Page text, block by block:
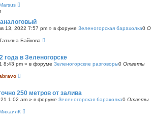
13, 2022 7:57 pm » в форуме Зеленогорская барахолка0
Байкова
года в Зеленогорске
8:43 pm » в форуме Зеленогорские разговоры0 Ответы
250 метров от залива
1:02 am » в форуме Зеленогорская барахолка0 Ответы